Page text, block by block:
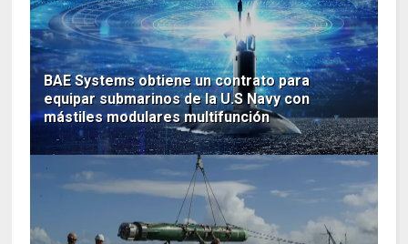
BAE Systems obtiene un contrato para
equipar submarinos de la U.S Navy con
mástiles modulares multifunción